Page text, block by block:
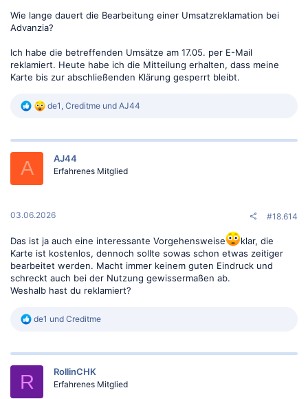
Wie lange dauert die Bearbeitung einer Umsatzreklamation bei
Advanzia?
Ich habe die betreffenden Umsätze am 17.05. per E-Mail
reklamiert. Heute habe ich die Mitteilung erhalten, dass meine
Karte bis zur abschließenden Klärung gesperrt bleibt.
R
k
:
de1 , Creditme und AJ44
A AJ44
Erfahrenes Mitglied
03.06.2026 #18.614
Das ist ja auch eine interessante Vorgehensweise
klar, die
Karte ist kostenlos, dennoch sollte sowas schon etwas zeitiger
bearbeitet werden. Macht immer keinem guten Eindruck und
schreckt auch bei der Nutzung gewissermaßen ab.
Weshalb hast du reklamiert?
R
k
de1 und Creditme
R RollinCHK
Erfahrenes Mitglied